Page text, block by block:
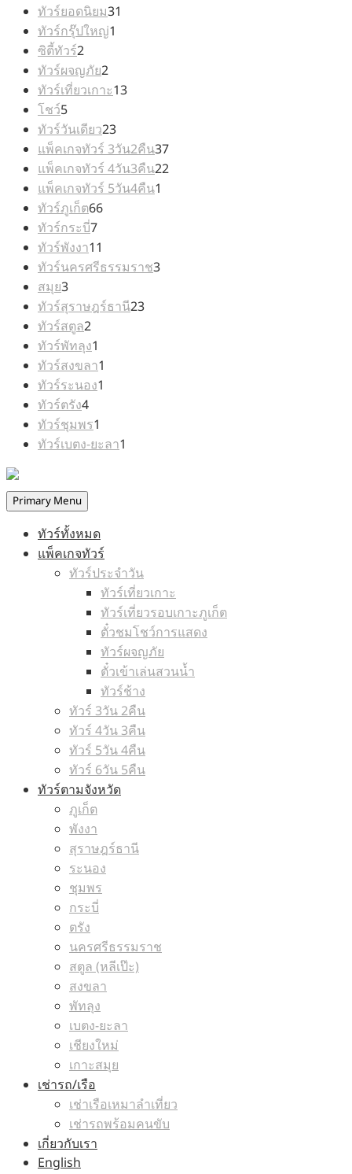
สินค้า
ทัวร์ยอดนิยม31
ทัวร์กรุ๊ปใหญ่1
ซิตี้ทัวร์22
สินค้า
ทัวร์ผจญภัย22
สินค้า
ทัวร์เที่ยวเกาะ1313
โชว์55
สินค้า
ทัวร์วันเดียว2323
สินค้า
แพ็คเกจทัวร์ 3วัน2คืน3737
สินค้า
แพ็คเกจทัวร์ 4วัน3คืน2222
แพ็คเกจทัวร์ 5วัน4คืน1
ทัวร์ภูเก็ต6666
ทัวร์กระบี่77
สินค้า
ทัวร์พังงา11
สินค้า
ทัวร์นครศรีธรรมราช33
สมุย33
สินค้า
ทัวร์สุราษฎร์ธานี2323
ทัวร์สตูล22
สินค้า
ทัวร์พัทลุง1
สินค้า
ทัวร์สงขลา1
ทัวร์ระนอง1
ทัวร์ตรัง44
สินค้า
ทัวร์ชุมพร1
สินค้า
ทัวร์เบตง-ยะลา1
Primary Menu
ทัวร์ทั้งหมด
แพ็คเกจทัวร์
ทัวร์ประจำวัน
ทัวร์เที่ยวเกาะ
ทัวร์เที่ยวรอบเกาะภูเก็ต
ตั๋วชมโชว์การแสดง
ทัวร์ผจญภัย
ตั๋วเข้าเล่นสวนน้ำ
ทัวร์ช้าง
ทัวร์ 3วัน 2คืน
ทัวร์ 4วัน 3คืน
ทัวร์ 5วัน 4คืน
ทัวร์ 6วัน 5คืน
ทัวร์ตามจังหวัด
ภูเก็ต
พังงา
สุราษฎร์ธานี
ระนอง
ชุมพร
กระบี่
ตรัง
นครศรีธรรมราช
สตูล (หลีเป๊ะ)
สงขลา
พัทลุง
เบตง-ยะลา
เชียงใหม่
เกาะสมุย
เช่ารถ/เรือ
เช่าเรือเหมาลำเที่ยว
เช่ารถพร้อมคนขับ
เกี่ยวกับเรา
English